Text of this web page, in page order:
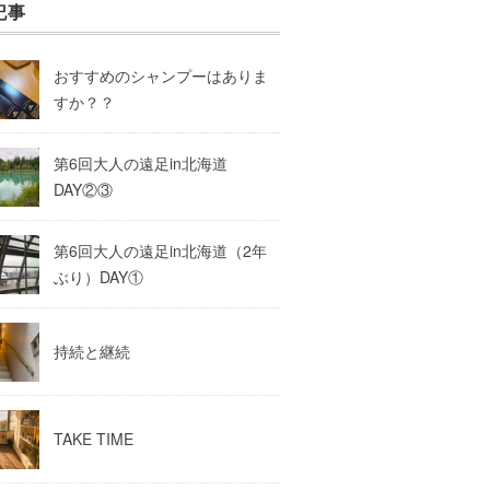
事
おすすめのシャンプーはありま
すか？？
第6回大人の遠足in北海道
DAY②③
第6回大人の遠足in北海道（2年
ぶり）DAY①
持続と継続
TAKE TIME